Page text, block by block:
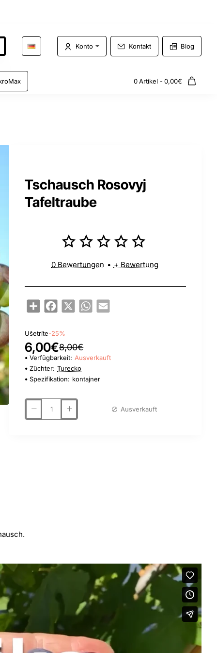
Konto Kontakt Blog
0 Artikel - 0,00€
Tschausch Rosovyj
Tafeltraube
ShareFacebook
X WhatsApp
Email
0 Bewertungen • + Bewertung
Ušetríte-25%
6,00€8,00€
Verfügbarkeit: Ausverkauft
Züchter: Turecko
Spezifikation: kontajner
Ausverkauft